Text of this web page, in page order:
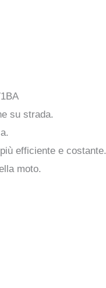
su strada.
efficiente e costante.
moto.